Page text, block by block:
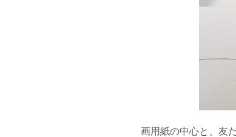
画用紙の中心と、友